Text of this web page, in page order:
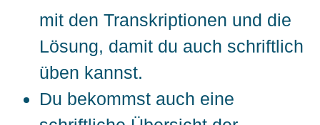
mit den Transkriptionen und die
Lösung, damit du auch schriftlich
üben kannst.
Du bekommst auch eine